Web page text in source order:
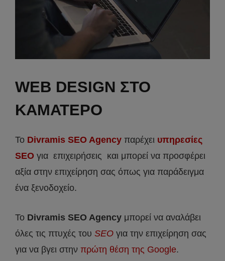
WEB DESIGN ΣΤΟ
ΚΑΜΑΤΕΡΟ
Το Divramis SEO Agency παρέχει υπηρεσίες
SEO για επιχειρήσεις και μπορεί να προσφέρει
αξία στην επιχείρηση σας όπως για παράδειγμα
ένα ξενοδοχείο.
Το Divramis SEO Agency μπορεί να αναλάβει
όλες τις πτυχές του SEO για την επιχείρηση σας
για να βγει στην πρώτη θέση της Google.